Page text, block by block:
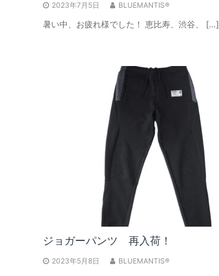
2023年7月5日 BLUEMANTIS®
暑い中、お疲れ様でした！ 恵比寿、渋谷、 […]
ジョガーパンツ 再入荷！
2023年5月8日 BLUEMANTIS®